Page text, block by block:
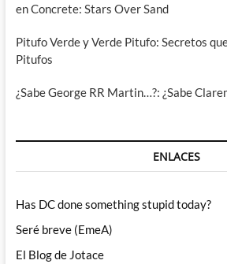
en Concrete: Stars Over Sand
Pitufo Verde y Verde Pitufo: Secretos
Pitufos
¿Sabe George RR Martin…?: ¿Sabe
ENLACES
Has DC done something stupid today?
Seré breve (EmeA)
El Blog de Jotace